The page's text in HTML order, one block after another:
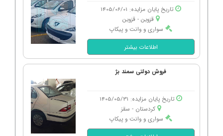
تاریخ پایان مزایده: 1405/06/01
قزوین - قزوین
سواری و وانت و پیکاپ
اطلاعات بیشتر
فروش دولتی سمند بژ
تاریخ پایان مزایده: 1405/05/31
کردستان - سقز
سواری و وانت و پیکاپ